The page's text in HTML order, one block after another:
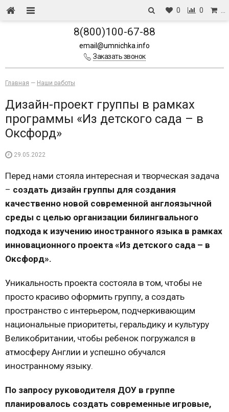
0 0
8(800)100-67-88
email@umnichka.info
Заказать звонок
Главная — Наши работы
Дизайн-проект группы в рамках
программы «Из детского сада – в
Оксфорд»
29.05.2022
Перед нами стояла интересная и творческая задача
– создать дизайн группы для создания
качественно новой современной англоязычной
среды с целью организации билингвального
подхода к изучению иностранного языка в рамках
инновационного проекта «Из детского сада – в
Оксфорд».
Уникальность проекта состояла в том, чтобы не
просто красиво оформить группу, а создать
пространство с интерьером, подчеркивающим
национальные приоритеты, геральдику и культуру
Великобритании, чтобы ребенок погружался в
атмосферу Англии и успешно обучался
иностранному языку.
По запросу руководителя ДОУ в группе
планировалось создать современные игровые,